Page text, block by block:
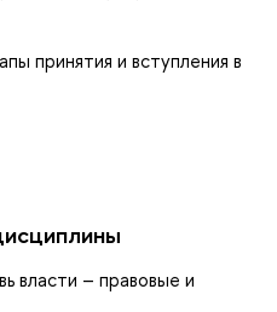
принятия и вступления в
власти – правовые и